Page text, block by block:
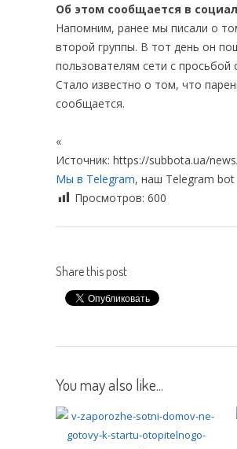
Об этом сообщается в
Напомним, ранее мы писали о
второй группы. В тот день он
пользователям сети с
Стало известно о том, что
сообщается.
«
Источник: https://subbota.ua/
Мы в Telegram, наш Telegram
Просмотров: 600
Share this post
You may also like...